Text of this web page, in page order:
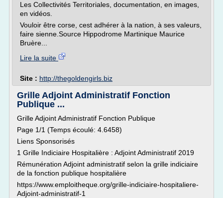
Les Collectivités Territoriales, documentation, en images,
en vidéos.
Vouloir être corse, cest adhérer à la nation, à ses valeurs,
faire sienne.Source Hippodrome Martinique Maurice
Bruère...
Lire la suite
Site : http://thegoldengirls.biz
Grille Adjoint Administratif Fonction
Publique ...
Grille Adjoint Administratif Fonction Publique
Page 1/1 (Temps écoulé: 4.6458)
Liens Sponsorisés
1 Grille Indiciaire Hospitalière : Adjoint Administratif 2019
Rémunération Adjoint administratif selon la grille indiciaire
de la fonction publique hospitalière
https://www.emploitheque.org/grille-indiciaire-hospitaliere-
Adjoint-administratif-1